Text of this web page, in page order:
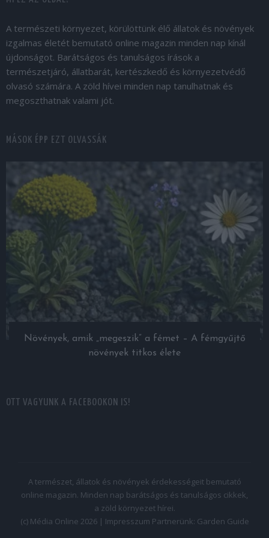
A természeti környezet, körülöttünk élő állatok és növények
izgalmas életét bemutató online magazin minden nap kínál
újdonságot. Barátságos és tanulságos írások a
természetjáró, állatbarát, kertészkedő és környezetvédő
olvasó számára. A zöld hívei minden nap tanulhatnak és
megoszthatnak valami jót.
MÁSOK ÉPP EZT OLVASSÁK
Növények, amik „megeszik” a fémet – A fémgyűjtő
növények titkos élete
OTT VAGYUNK A FACEBOOKON IS!
A természet, állatok és növények érdekességeit bemutató
online magazin. Minden nap barátságos és tanulságos cikkek,
a zöld környezet hírei.
(c) Média Online 2026 | Impresszum Partnerünk: Garden Guide